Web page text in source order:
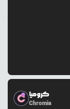
کرومیا
Chromia